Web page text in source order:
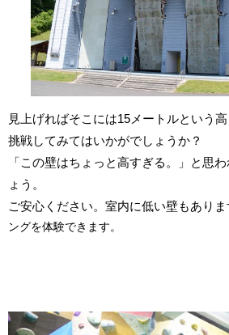
見上げればそこには15メートルという
挑戦してみてはいかがでしょうか？
「この壁はちょっと高すぎる。」と思
ょう。
ご安心ください。室内に低い壁もありま
ングを体験できます。